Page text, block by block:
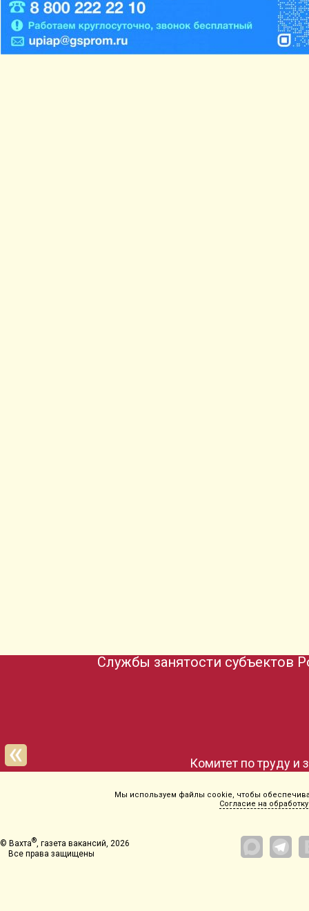
Комитет по труду и
Службы занятости субъектов
Мы используем файлы cookie, чтобы
Согласие на обработку
© Вахта® , газета вакансий, 2026
Все права защищены